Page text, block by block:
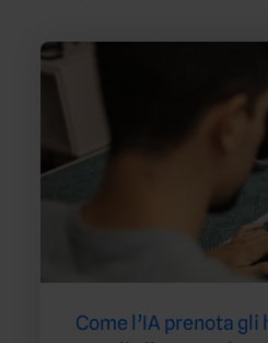
Come l’IA prenota gli